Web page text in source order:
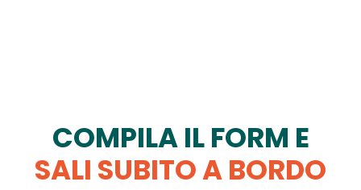
COMPILA IL FORM E
SALI SUBITO A BORDO